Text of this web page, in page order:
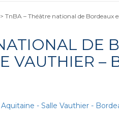
> TnBA – Théâtre national de Bordeaux
DE
VAUTHIER –
- Salle Vauthier -